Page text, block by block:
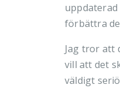
förbättra
Jag tror att
vill att det
väldigt